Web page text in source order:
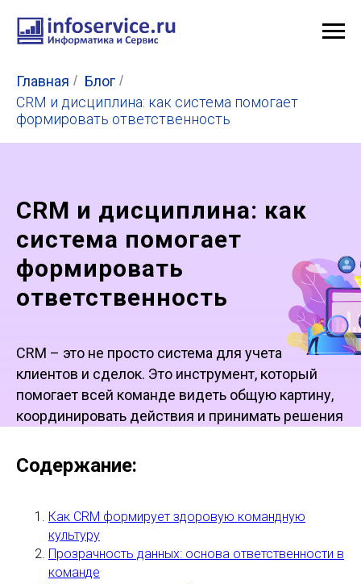
Главная / Блог /
CRM и дисциплина: как система помогает
формировать ответственность
CRM и дисциплина: как
система помогает
формировать
ответственность
CRM – это не просто система для учета
клиентов и сделок. Это инструмент, который
помогает всей команде видеть общую картину,
координировать действия и принимать решения
ответственность, упрощает контроль сроков и
задач, а также позволяет анализировать
Рассказываем в статье, как правильно
использовать CRM, чтобы она реально
Содержание:
Как CRM формирует здоровую командную
культуру
Прозрачность данных: основа ответственности в
команде